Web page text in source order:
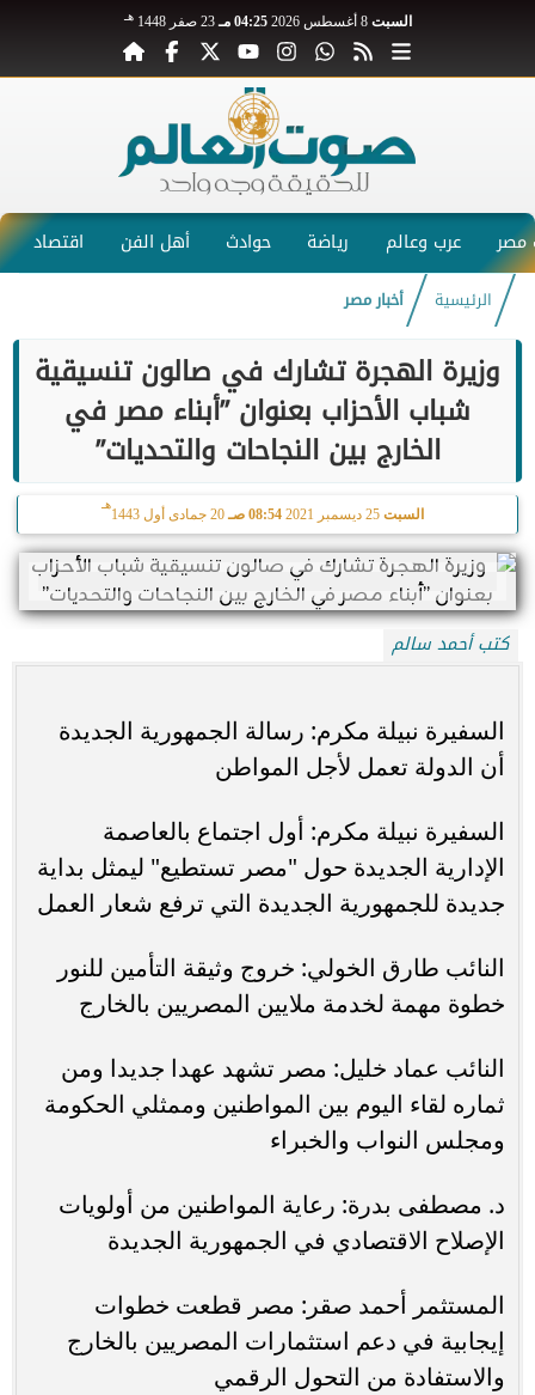
السبت 8 أغسطس 2026 04:25 مـ 23 صفر 1448 هـ
عرب وعالم رياضة حوادث أهل الفن اقتصاد
الرئيسية أخبار مصر
وزيرة الهجرة تشارك في صالون تنسيقية
شباب الأحزاب بعنوان ”أبناء مصر في
الخارج بين النجاحات والتحديات”
السبت 08:54 صـ 20 جمادى أول 1443
هـ
كتب أحمد سالم
السفيرة نبيلة مكرم: رسالة الجمهورية الجديدة
أن الدولة تعمل لأجل المواطن
السفيرة نبيلة مكرم: أول اجتماع بالعاصمة
الإدارية الجديدة حول "مصر تستطيع" ليمثل بداية
جديدة للجمهورية الجديدة التي ترفع شعار العمل
النائب طارق الخولي: خروج وثيقة التأمين للنور
خطوة مهمة لخدمة ملايين المصريين بالخارج
النائب عماد خليل: مصر تشهد عهدا جديدا ومن
ثماره لقاء اليوم بين المواطنين وممثلي الحكومة
ومجلس النواب والخبراء
د. مصطفى بدرة: رعاية المواطنين من أولويات
الإصلاح الاقتصادي في الجمهورية الجديدة
المستثمر أحمد صقر: مصر قطعت خطوات
إيجابية في دعم استثمارات المصريين بالخارج
والاستفادة من التحول الرقمي